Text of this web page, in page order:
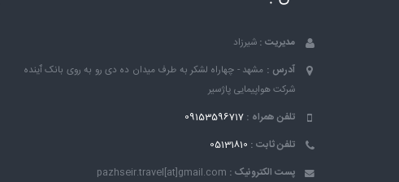
مدیریت : شیرزاد
آدرس : مشهد - چهاراه لشکر به طرف میدان ده دی رو به روی بانک ٱینده
شرکت هواپیمایی پاژسیر
تلفن همراه : 09153596717
تلفن ثابت : 05131810
پست الکترونیک : pazhseir.travel[at]gmail.com